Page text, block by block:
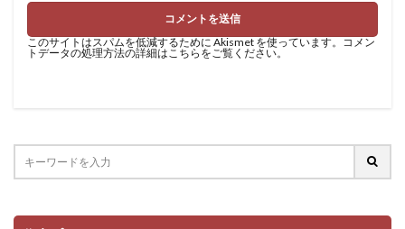
このサイトはスパムを低減するために Akismet を使っています。 コメン
トデータの処理方法の詳細はこちらをご覧ください。